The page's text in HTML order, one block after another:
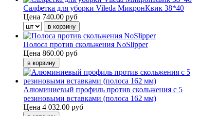
Салфетка для уборки Vileda МикронКвик 38*40
Цена 740.00 руб
Полоса против скольжения NoSlipper
Цена 860.00 руб
Алюминиевый профиль против скольжения с 5
резиновыми вставками (полоса 162 мм)
Цена 4 032.00 руб